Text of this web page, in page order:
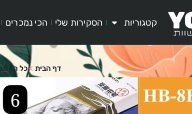
קטגוריות הסקירות שלי הכי נמכרים
דף הבית >כל